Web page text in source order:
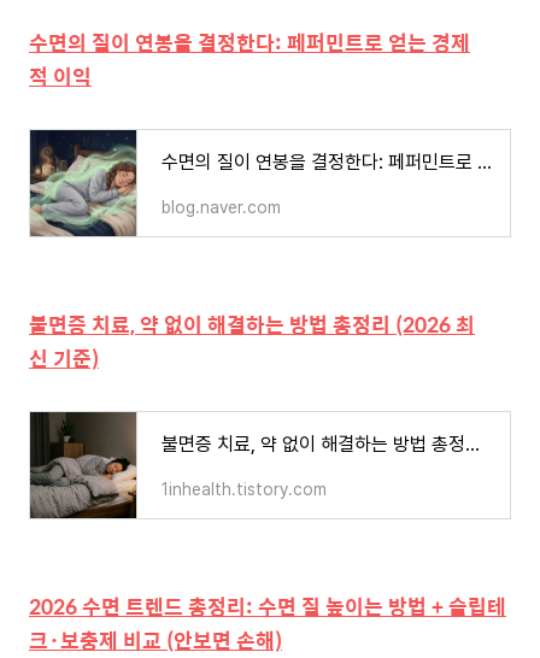
수면의 질이 연봉을 결정한다: 페퍼민트로 얻는 경제
적 이익
수면의 질이 연봉을 결정한다: 페퍼민트로 얻는 경제적 이익
blog.naver.com
불면증 치료, 약 없이 해결하는 방법 총정리 (2026 최
신 기준)
불면증 치료, 약 없이 해결하는 방법 총정리 (2026 최신 기준)
1inhealth.tistory.com
2026 수면 트렌드 총정리: 수면 질 높이는 방법 + 슬립테
크·보충제 비교 (안보면 손해)